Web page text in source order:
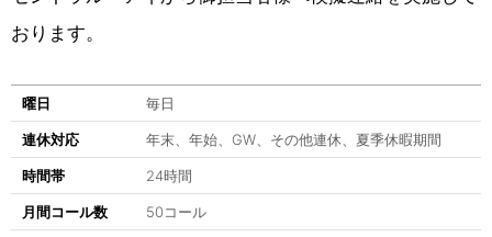
おります。
曜日 毎日
連休対応 年末、年始、GW、その他連休、夏季休暇期間
時間帯 24時間
月間コール数 50コール